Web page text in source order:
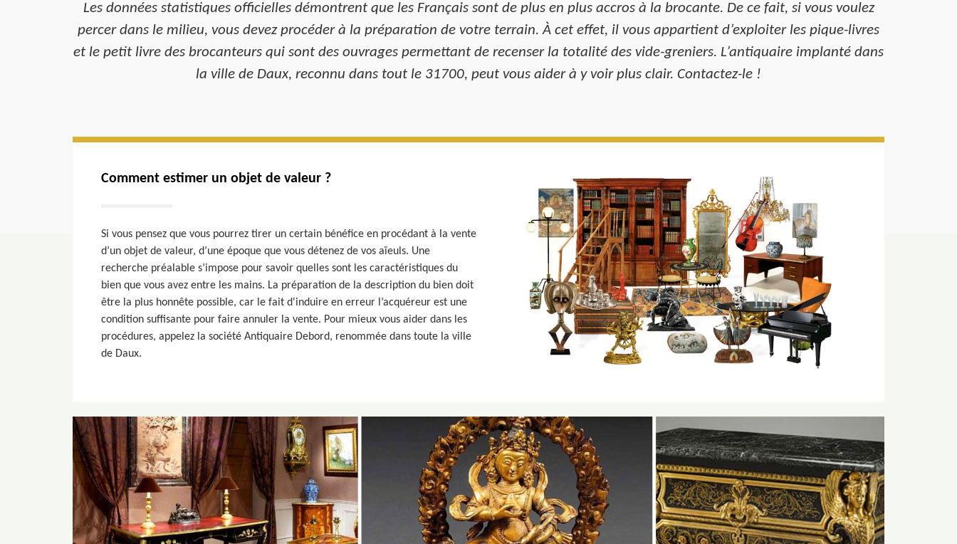
Les données statistiques officielles démontrent que les Français sont de plus en plus accros à la brocante. De ce fait, si vous voulez
percer dans le milieu, vous devez procéder à la préparation de votre terrain. À cet effet, il vous appartient d’exploiter les pique-livres
et le petit livre des brocanteurs qui sont des ouvrages permettant de recenser la totalité des vide-greniers. L’antiquaire implanté dans
la ville de Daux, reconnu dans tout le 31700, peut vous aider à y voir plus clair. Contactez-le !
Comment estimer un objet de valeur ?
Si vous pensez que vous pourrez tirer un certain bénéfice en procédant à la vente
d’un objet de valeur, d’une époque que vous détenez de vos aïeuls. Une
recherche préalable s’impose pour savoir quelles sont les caractéristiques du
bien que vous avez entre les mains. La préparation de la description du bien doit
être la plus honnête possible, car le fait d'induire en erreur l’acquéreur est une
condition suffisante pour faire annuler la vente. Pour mieux vous aider dans les
procédures, appelez la société Antiquaire Debord, renommée dans toute la ville
de Daux.